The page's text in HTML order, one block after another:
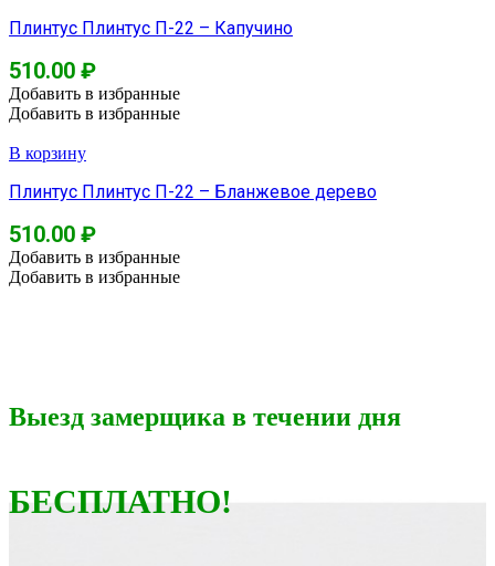
Плинтус Плинтус П-22 – Капучино
510.00 ₽
Добавить в избранные
Добавить в избранные
В корзину
Плинтус Плинтус П-22 – Бланжевое дерево
510.00 ₽
Добавить в избранные
Добавить в избранные
Выезд замерщика в течении дня
БЕСПЛАТНО!